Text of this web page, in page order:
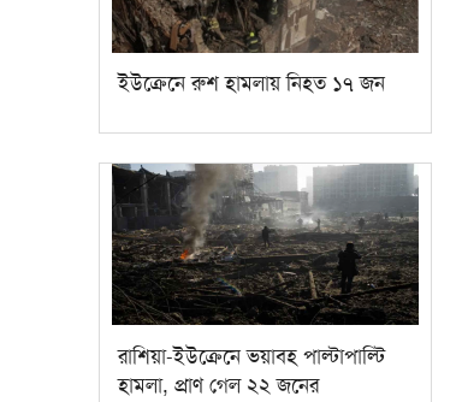
ইউক্রেনে রুশ হামলায় নিহত ১৭ জন
রাশিয়া-ইউক্রেনে ভয়াবহ পাল্টাপাল্টি
হামলা, প্রাণ গেল ২২ জনের